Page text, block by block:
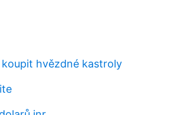
koupit hvězdné kastroly